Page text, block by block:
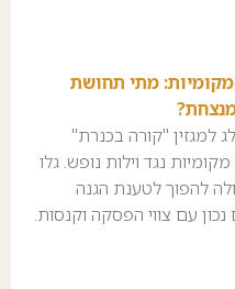
מתי תחושת
למגזין "קורה בכנרת"
נגד וילות נופש. גלו
להפוך לטענת הגנה
עם צווי הפסקה וקנסות.